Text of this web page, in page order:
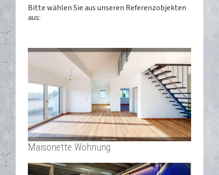
Bitte wählen Sie aus unseren Referenzobjekten
aus:
Maisonette Wohnung